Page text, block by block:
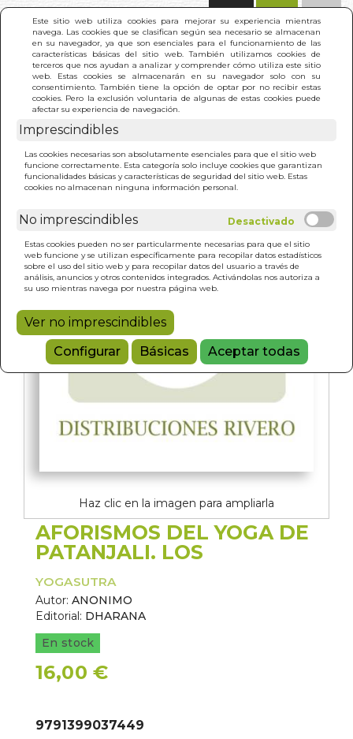
Este sitio web utiliza cookies para mejorar su experiencia mientras
navega. Las cookies que se clasifican según sea necesario se almacenan
en su navegador, ya que son esenciales para el funcionamiento de las
características básicas del sitio web. También utilizamos cookies de
terceros que nos ayudan a analizar y comprender cómo utiliza este sitio
web. Estas cookies se almacenarán en su navegador solo con su
consentimiento. También tiene la opción de optar por no recibir estas
cookies. Pero la exclusión voluntaria de algunas de estas cookies puede
afectar su experiencia de navegación.
Imprescindibles
Las cookies necesarias son absolutamente esenciales para que el sitio web
funcione correctamente. Esta categoría solo incluye cookies que garantizan
funcionalidades básicas y características de seguridad del sitio web. Estas
cookies no almacenan ninguna información personal.
No imprescindibles
Estas cookies pueden no ser particularmente necesarias para que el sitio
web funcione y se utilizan específicamente para recopilar datos estadísticos
sobre el uso del sitio web y para recopilar datos del usuario a través de
análisis, anuncios y otros contenidos integrados. Activándolas nos autoriza a
su uso mientras navega por nuestra página web.
Ver no imprescindibles
Configurar
Básicas Aceptar todas
INICIO >
Haz clic en la imagen para ampliarla
AFORISMOS DEL YOGA DE
PATANJALI. LOS
YOGASUTRA
Autor: ANONIMO
Editorial: DHARANA
En stock
16,00 €
9791399037449